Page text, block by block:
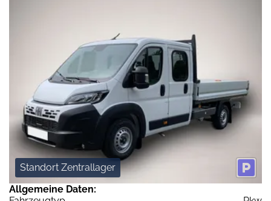
Standort Zentrallager
Allgemeine Daten: